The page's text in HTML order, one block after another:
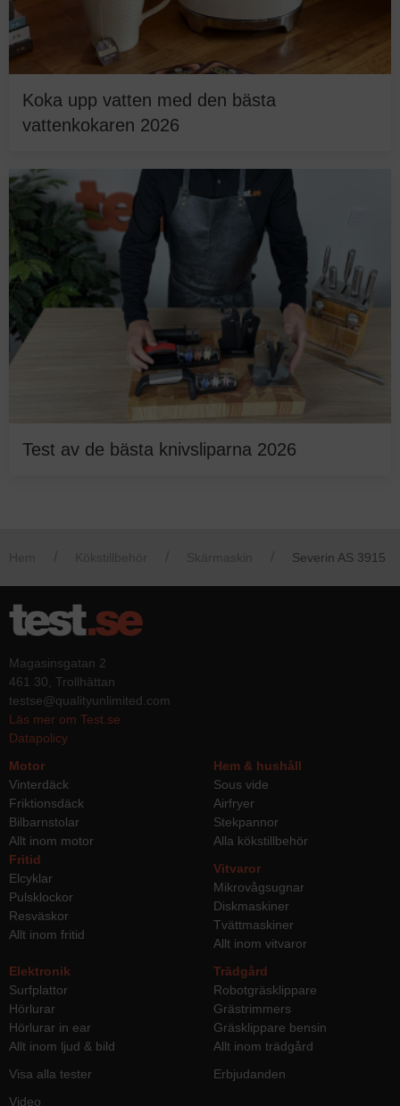
Koka upp vatten med den bästa
vattenkokaren 2026
Test av de bästa knivsliparna 2026
Severin AS 3915
Magasinsgatan 2
461 30, Trollhättan
testse@qualityunlimited.com
Läs mer om Test.se
Datapolicy
Motor
Vinterdäck
Friktionsdäck
Bilbarnstolar
Allt inom motor
Hem & hushåll
Sous vide
Airfryer
Stekpannor
Alla kökstillbehör
Fritid
Elcyklar
Pulsklockor
Resväskor
Allt inom fritid
Vitvaror
Mikrovågsugnar
Diskmaskiner
Tvättmaskiner
Allt inom vitvaror
Elektronik
Surfplattor
Hörlurar
Hörlurar in ear
Allt inom ljud & bild
Trädgård
Robotgräsklippare
Grästrimmers
Gräsklippare bensin
Allt inom trädgård
Visa alla tester
Erbjudanden
Video